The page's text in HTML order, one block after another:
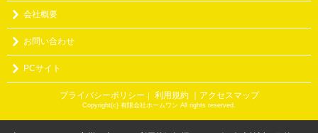
会社概要
お問い合わせ
PCサイト
プライバシーポリシー ｜ 利用規約 ｜アクセスマップ
Copyright(c) 有限会社ホームワン All rights reserved.